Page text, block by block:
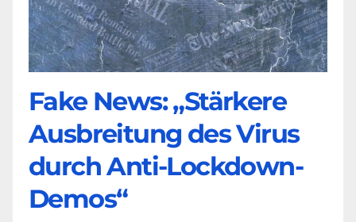
Fake News: „Stärkere
Ausbreitung des Virus
durch Anti-Lockdown-
Demos“